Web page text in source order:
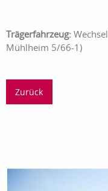
Trägerfahrzeug:
Mühlheim 5/66-1)
Zurück